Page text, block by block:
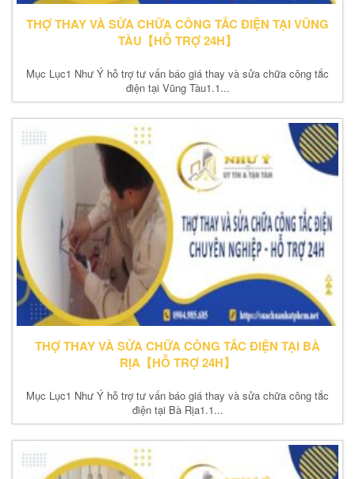
THỢ THAY VÀ SỬA CHỮA CÔNG TẮC ĐIỆN TẠI VŨNG
TÀU【HỖ TRỢ 24H】
Mục Lục1 Như Ý hỗ trợ tư vấn báo giá thay và sửa chữa công tắc
điện tại Vũng Tàu1.1...
THỢ THAY VÀ SỬA CHỮA CÔNG TẮC ĐIỆN TẠI BÀ
RỊA【HỖ TRỢ 24H】
Mục Lục1 Như Ý hỗ trợ tư vấn báo giá thay và sửa chữa công tắc
điện tại Bà Rịa1.1...